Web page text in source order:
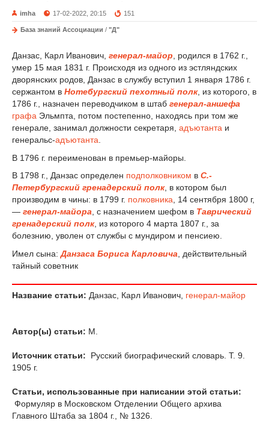
imha 17-02-2022, 20:15 151
База знаний Ассоциации / "Д"
Данзас, Карл Иванович, генерал-майор , родился в 1762 г.,
умер 15 мая 1831 г. Происходя из одного из эстляндских
дворянских родов, Данзас в службу вступил 1 января 1786 г.
сержантом в Нотебургский пехотный полк, из которого, в
1786 г., назначен переводчиком в штаб генерал-аншефа
графа Эльмпта, потом постепенно, находясь при том же
генерале, занимал должности секретаря, адъютанта и
генеральс-адъютанта
В 1796 г. переименован в премьер-майоры.
В 1798 г., Данзас определен подполковником в С.-
Петербургский гренадерский полк, в котором был
производим в чины: в 1799 г. полковника, 14 сентября 1800 г,
— генерал-майора, с назначением шефом в Таврический
гренадерский полк, из которого 4 марта 1807 г., за
болезнию, уволен от службы с мундиром и пенсиею.
Имел сына:Данзаса Бориса Карловича , действительный
тайный советник
Название статьи: Данзас, Карл Иванович, генерал-майор
Автор(ы) статьи: М.
Источник статьи:
Русский биографический словарь. Т. 9.
1905 г.
Статьи, использованные при написании этой статьи:
Формуляр в Московском Отделении Общего архива
Главного Штаба за 1804 г., № 1326.